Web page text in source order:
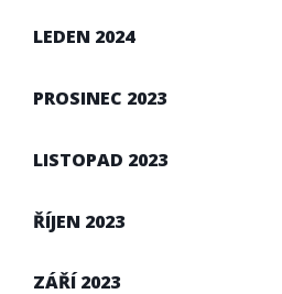
LEDEN 2024
PROSINEC 2023
LISTOPAD 2023
ŘÍJEN 2023
ZÁŘÍ 2023